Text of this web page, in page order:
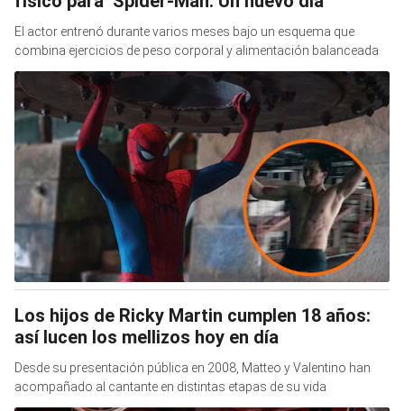
El actor entrenó durante varios meses bajo un esquema que
combina ejercicios de peso corporal y alimentación balanceada
Los hijos de Ricky Martin cumplen 18 años:
así lucen los mellizos hoy en día
Desde su presentación pública en 2008, Matteo y Valentino han
acompañado al cantante en distintas etapas de su vida